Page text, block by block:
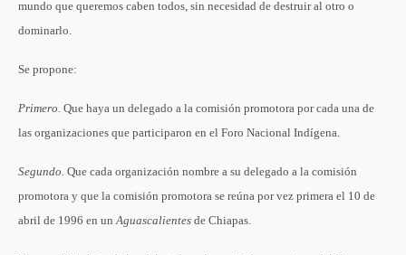
mundo que queremos caben todos, sin necesidad de destruir al otro o
dominarlo.
Se propone:
Primero. Que haya un delegado a la comisión promotora por cada una de
las organizaciones que participaron en el Foro Nacional Indígena.
Segundo. Que cada organización nombre a su delegado a la comisión
promotora y que la comisión promotora se reúna por vez primera el 10 de
abril de 1996 en unAguascalientes de Chiapas.